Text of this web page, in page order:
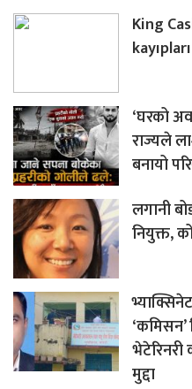
King
‘घरको
राज्यले
बनायो
लगानी
नियुक्त,
भेटेरिनरी
मुद्दा